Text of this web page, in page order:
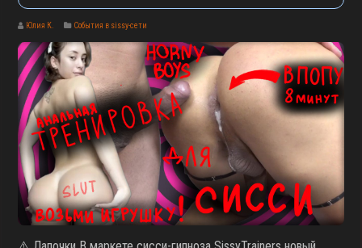
Юлия К. События в sissy-сети